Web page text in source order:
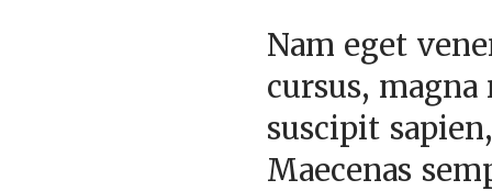
Nam eget
cursus,
suscipit
Maecenas